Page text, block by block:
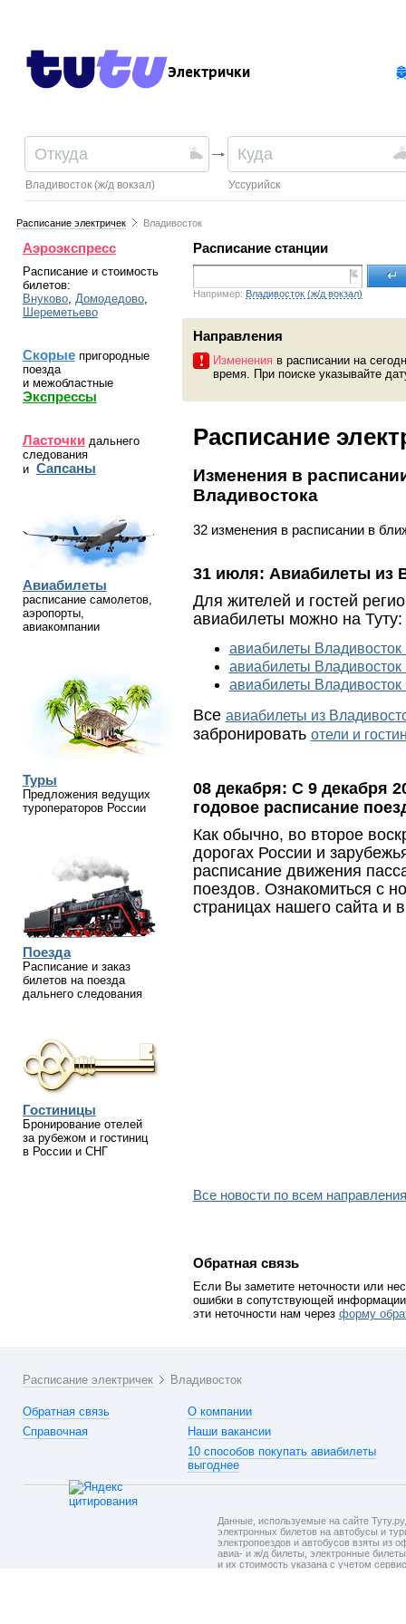
Электрички
Владивосток (ж/д вокзал) Уссурийск
Расписание электричек Владивосток
Аэроэкспресс
Расписание и стоимость
билетов:
Внуково, Домодедово,
Шереметьево
Скорые пригородные
поезда
и межобластные
Экспрессы
Ласточкидальнего
следования
и Сапсаны
Авиабилеты
расписание самолетов,
аэропорты,
авиакомпании
Туры
Предложения ведущих
туроператоров России
Поезда
Расписание и заказ
билетов на поезда
дальнего следования
Гостиницы
Бронирование отелей
за рубежом и гостиниц
в России и СНГ
Расписание станции
Например: Владивосток (ж/д вокзал)
↵
Направления
Измененияв расписании на
время. При поиске указывайте
Расписание
Изменения в
Владивостока
32 изменения в расписании в
31 июля: Авиабилеты из
Для жителей и гостей
авиабилеты можно на Туту:
авиабилеты Владивосток
авиабилеты Владивосток
авиабилеты Владивосток
Все авиабилеты из
забронировать отели и
08 декабря: С 9 декабря
годовое расписание
Как обычно, во второе
дорогах России и
расписание движения
поездов. Ознакомиться с
страницах нашего сайта и
Все новости по всем
Обратная связь
Если Вы заметите неточности или
ошибки в сопутствующей
эти неточности нам через форму
Расписание электричек Владивосток
Обратная связь
Справочная
О компании
Наши вакансии
10 способов покупать авиабилеты
выгоднее
Данные, используемые на сайте
электронных билетов на автобусы и
электропоездов и автобусов взяты из
авиа- и ж/д билеты, электронные
и их стоимость указана с учетом